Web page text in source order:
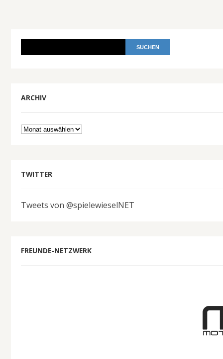
ARCHIV
Archiv
TWITTER
Tweets von @spielewieselNET
FREUNDE-NETZWERK